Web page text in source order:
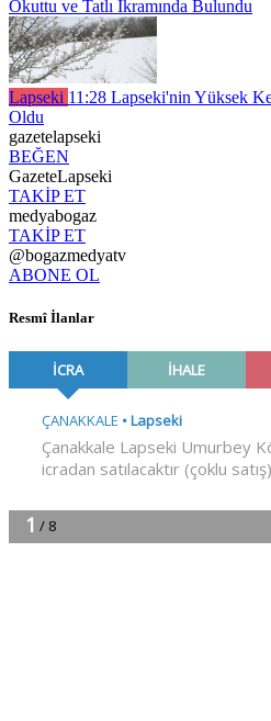
Okuttu ve Tatlı İkramında Bulundu
Lapseki 11:28 Lapseki'nin Yüksek
Oldu
gazetelapseki
BEĞEN
GazeteLapseki
TAKİP ET
medyabogaz
TAKİP ET
@bogazmedyatv
ABONE OL
Resmî İlanlar